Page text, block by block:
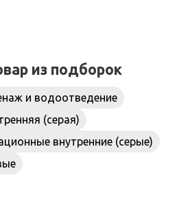
из подборок
и водоотведение
(серая)
внутренние (серые)